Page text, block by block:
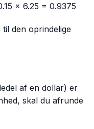
× 6.25 = 0.9375
den oprindelige
af en dollar) er
skal du afrunde